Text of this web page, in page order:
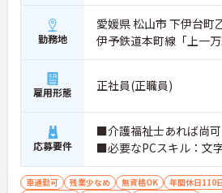
勤務地
愛媛県 松山市 下伊台町
伊予鉄道本町線「上一
雇用形態 正社員(正職員)
応募要件
■介護福祉士あれば
■必要なPCスキル：文
車通勤可 残業少なめ 無資格OK 年間休日110